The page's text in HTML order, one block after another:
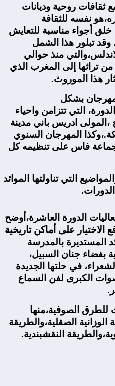
ثقافات روحية وديانات
نفسه للثقافة
أجواء مناسبة للتعايش
وقد تبلور هذا الشمل
منذ حوالي
تراثها إلى المغرب الذي
هذا الموروث.
بشكل
التي تتزامن واحياء
،المولى ادريس باني مدينة
المهرجان السنوي
جماعة فاس على تنظيمه كل
التي تناولتها الموائد
الدورة العاشرة،أوضح
الاختيار على أماكن تاريخية
المستديرة بالمدرسة
بفضاء جنان السبيل،
في حلتها الجديدة
الكبرى لفن السماع
الصوفية،منها
الوزانية الصقلية،والطريقة
النقشبندية.